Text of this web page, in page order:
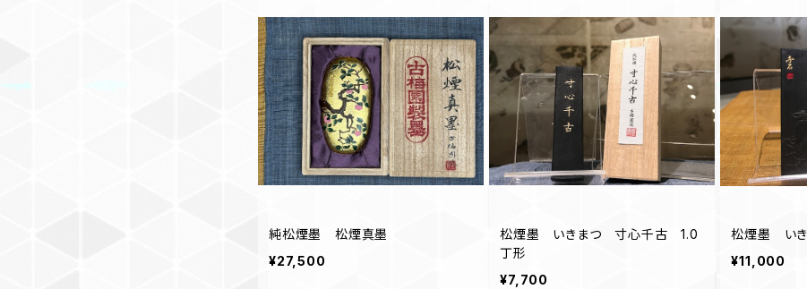
純松煙墨 松煙真墨
¥27,500
松煙墨 いきまつ 寸心千古 1.0
丁形
¥7,700
松煙墨 い
¥11,000